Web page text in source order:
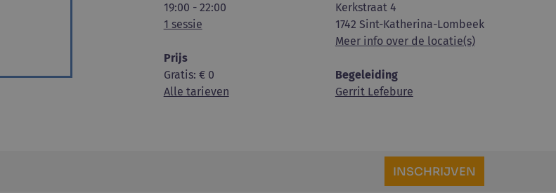
19:00 - 22:00
1 sessie
Prijs
Gratis: € 0
Alle tarieven
Kerkstraat 4
1742 Sint-Katherina-Lombeek
Meer info over de locatie(s)
Begeleiding
Gerrit Lefebure
INSCHRIJVEN